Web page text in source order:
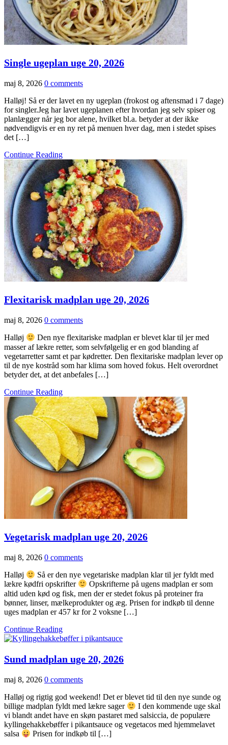
Single ugeplan uge 20, 2026
maj 8, 2026 0 comments
Halløj! Så er der lavet en ny ugeplan (frokost og aftensmad i 7 dage)
for singler.Jeg har lavet ugeplanen efter hvordan jeg selv spiser og
planlægger når jeg bor alene, hvilket bl.a. betyder at der ikke
nødvendigvis er en ny ret på menuen hver dag, men i stedet spises
det […]
Continue Reading
Flexitarisk madplan uge 20, 2026
maj 8, 2026 0 comments
Halløj
Den nye flexitariske madplan er blevet klar til jer med
masser af lækre retter, som selvfølgelig er en god blanding af
vegetarretter samt et par kødretter. Den flexitariske madplan lever op
til de nye kostråd som har klima som hoved fokus. Helt overordnet
betyder det, at det anbefales […]
Continue Reading
Vegetarisk madplan uge 20, 2026
maj 8, 2026 0 comments
Halløj
Så er den nye vegetariske madplan klar til jer fyldt med
lækre kødfri opskrifter
Opskrifterne på ugens madplan er som
altid uden kød og fisk, men der er stedet fokus på proteiner fra
bønner, linser, mælkeprodukter og æg. Prisen for indkøb til denne
uges madplan er 457 kr for 2 voksne […]
Continue Reading
Sund madplan uge 20, 2026
maj 8, 2026 0 comments
Halløj og rigtig god weekend! Det er blevet tid til den nye sunde og
billige madplan fyldt med lækre sager
I den kommende uge skal
vi blandt andet have en skøn pastaret med salsiccia, de populære
kyllingehakkebøffer i pikantsauce og vegetacos med hjemmelavet
salsa
Prisen for indkøb til […]